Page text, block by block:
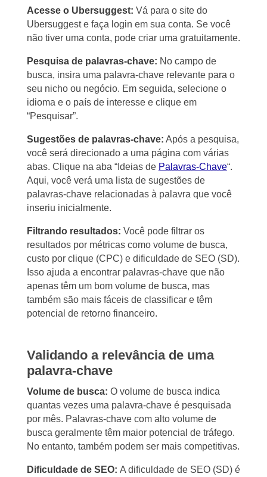
Acesse o Ubersuggest: Vá para o site do
Ubersuggest e faça login em sua conta. Se você
não tiver uma conta, pode criar uma gratuitamente.
Pesquisa de palavras-chave: No campo de
busca, insira uma palavra-chave relevante para o
seu nicho ou negócio. Em seguida, selecione o
idioma e o país de interesse e clique em
“Pesquisar”.
Sugestões de palavras-chave: Após a pesquisa,
você será direcionado a uma página com várias
abas. Clique na aba “Ideias de Palavras-Chave“.
Aqui, você verá uma lista de sugestões de
palavras-chave relacionadas à palavra que você
inseriu inicialmente.
Filtrando resultados: Você pode filtrar os
resultados por métricas como volume de busca,
custo por clique (CPC) e dificuldade de SEO (SD).
Isso ajuda a encontrar palavras-chave que não
apenas têm um bom volume de busca, mas
também são mais fáceis de classificar e têm
potencial de retorno financeiro.
Validando a relevância de uma
palavra-chave
Volume de busca: O volume de busca indica
quantas vezes uma palavra-chave é pesquisada
por mês. Palavras-chave com alto volume de
busca geralmente têm maior potencial de tráfego.
No entanto, também podem ser mais competitivas.
Dificuldade de SEO: A dificuldade de SEO (SD) é